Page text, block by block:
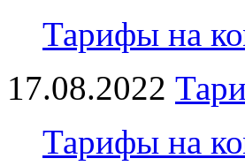
Тарифы на
17.08.2022
Тарифы на